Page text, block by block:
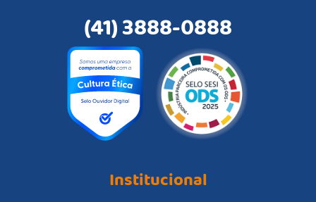
(41) 3888-0888
Institucional